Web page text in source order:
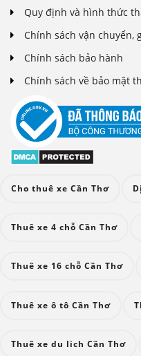
Quy định và hình thức
Chính sách vận chuyển,
Chính sách bảo hành
Chính sách về bảo mật
Cho thuê xe Cần Thơ
Thuê xe 4 chỗ Cần Thơ
Thuê xe 16 chỗ Cần Thơ
Thuê xe ô tô Cần Thơ
Thuê xe du lich Cần Thơ